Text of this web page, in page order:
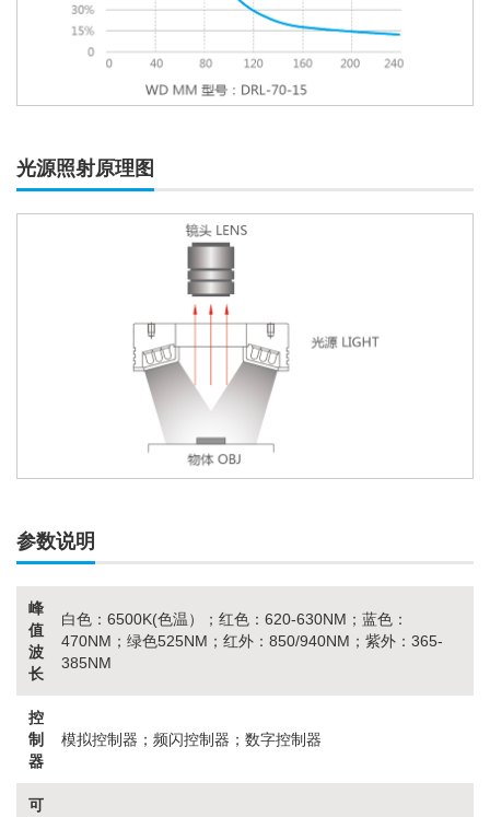
光源照射原理图
参数说明
峰
值
波
长
白色：6500K(色温）；红色：620-630NM；蓝色：
470NM；绿色525NM；红外：850/940NM；紫外：365-
385NM
控
制
器
模拟控制器；频闪控制器；数字控制器
可